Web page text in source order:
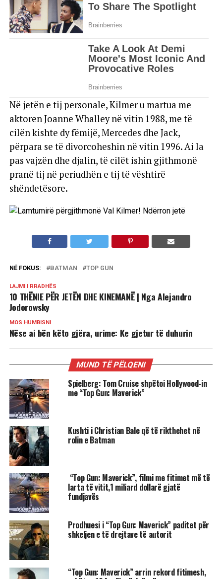
Në jetën e tij personale, Kilmer u martua me
aktoren Joanne Whalley në vitin 1988, me të
cilën kishte dy fëmijë, Mercedes dhe Jack,
përpara se të divorcoheshin në vitin 1996. Ai la
pas vajzën dhe djalin, të cilët ishin gjithmonë
pranë tij në periudhën e tij të vështirë
shëndetësore.
NË FOKUS: BATMAN TOP GUN
LAJMI I RRADHËS
10 THËNIE PËR JETËN DHE KINEMANË | Nga Alejandro
Jodorowsky
MOS HUMBISNI
Nëse ai bën këto gjëra, urime: Ke gjetur të duhurin
MUND TË PËLQENI
Spielberg: Tom Cruise shpëtoi Hollywood-in
me “Top Gun: Maverick”
Kushti i Christian Bale që të rikthehet në
rolin e Batman
“Top Gun: Maverick”, filmi me fitimet më të
larta të vitit,1 miliard dollarë gjatë
fundjavës
Prodhuesi i “Top Gun: Maverick” paditet për
shkeljen e të drejtave të autorit
“Top Gun: Maverick” arrin rekord fitimesh,